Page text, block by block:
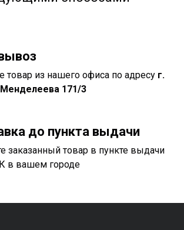
товар из нашего офиса по адресу г.
171/3
до пункта выдачи
заказанный товар в пункте выдачи
в вашем городе